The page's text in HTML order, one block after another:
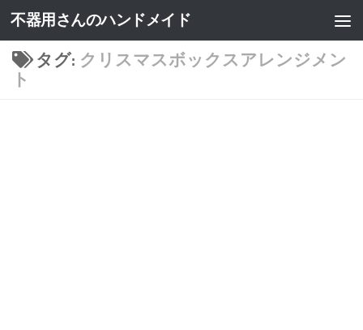
不器用さんのハンドメイド
タグ: クリスマスボックスアレンジメン
ト